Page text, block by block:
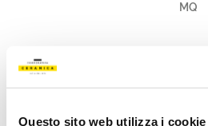
Questo sito web utilizza i cookie
MQ